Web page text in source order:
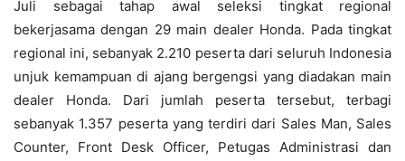
Juli sebagai tahap awal seleksi tingkat regional
bekerjasama dengan 29 main dealer Honda. Pada tingkat
regional ini, sebanyak 2.210 peserta dari seluruh Indonesia
unjuk kemampuan di ajang bergengsi yang diadakan main
dealer Honda. Dari jumlah peserta tersebut, terbagi
sebanyak 1.357 peserta yang terdiri dari Sales Man, Sales
Counter, Front Desk Officer, Petugas Administrasi dan